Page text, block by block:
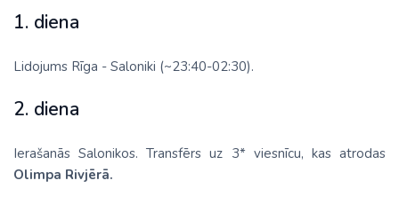
1. diena
Lidojums Rīga - Saloniki (~23:40-02:30).
2. diena
Ierašanās Salonikos. Transfērs uz 3* viesnīcu, kas atrodas
Olimpa Rivjērā.